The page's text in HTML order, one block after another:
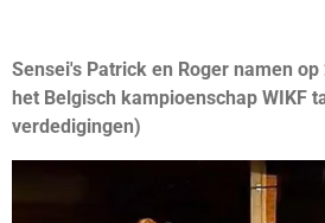
Sensei's Patrick en Roger namen
het Belgisch kampioenschap WIKF
verdedigingen)